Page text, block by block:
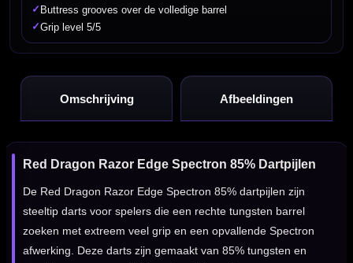
✓ Buttress grooves over de volledige barrel
✓Grip level 5/5
Omschrijving Afbeeldingen
Red Dragon Razor Edge Spectron 85% Dartpijlen
De Red Dragon Razor Edge Spectron 85% dartpijlen zijn
steeltip darts voor spelers die een rechte tungsten barrel
zoeken met extreem veel grip en een opvallende Spectron
afwerking. Deze darts zijn gemaakt van 85% tungsten en